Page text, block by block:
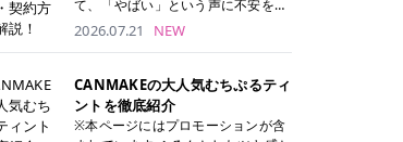
するスキンケアアイテムですが、使
い方や特徴に違いがあります。 トナ
ーパッドは、化粧水があらかじめパ
ッドに含まれているため、コットン
を用意する手間がなく、忙しい朝で
もサッと使えるのが魅力です。 ま
た、保湿成分を豊富に配合した商品
リニックを見つけて、面倒な自己処
理から卒業しちゃいましょう♪ クリ
ニック 全身＋VIO 全身＋VIO＋顔 特
徴 脱毛器 詳細 フレイアクリニック
52,800円(税込)/5回 94,600円(税
込)/5回 肌への負担に配慮しなが
て、「やばい」という声に不安を抱
える方も多いのではないでしょう
体系をはじめ、学生や友人同士でお
得になる割引キャンペーン、無料カ
ウンセリングから施術までの具体的
2026.07.21 NEW
CANMAKEの大人気むちぷるティ
ントを徹底紹介
※本ページにはプロモーションが含